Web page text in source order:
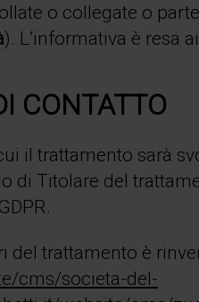
o collegate o
). L’informativa è resa
CONTATTO
il trattamento sarà
di Titolare del
del trattamento è
cms/societa-del-